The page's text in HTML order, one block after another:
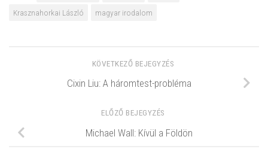
Krasznahorkai László
magyar irodalom
KÖVETKEZŐ BEJEGYZÉS
Cixin Liu: A háromtest-probléma
ELŐZŐ BEJEGYZÉS
Michael Wall: Kívül a Földön